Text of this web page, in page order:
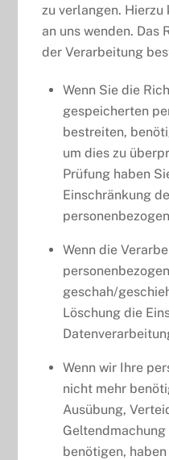
zu verlangen.
an uns wenden. Das
der Verarbeitung
Wenn Sie die
gespeicherten
bestreiten,
um dies zu
Prüfung haben
Einschränkung
Wenn die
geschah/
Löschung die
Wenn wir Ihre
nicht mehr
Ausübung,
benötigen,